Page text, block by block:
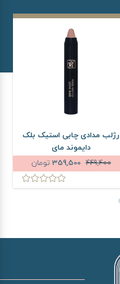
رژلب مدادی چابی استیک بلک
دایموند مای
449,400
359,500 تومان